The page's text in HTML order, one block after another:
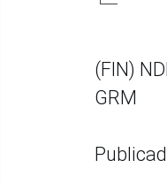
(FIN)
GRM